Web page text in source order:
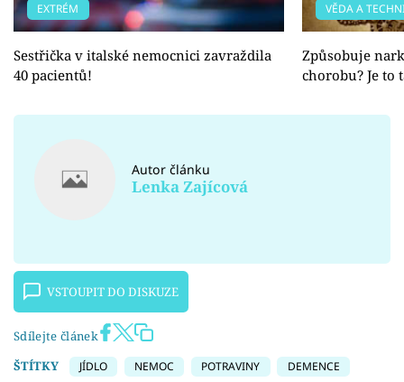
EXTRÉM
Sestřička v italské nemocnici zavraždila
40 pacientů!
VĚDA A
Způsobuje
chorobu? Je to
Autor článku
Lenka Zajícová
VSTOUPIT DO DISKUZE
Sdílejte článek
ŠTÍTKY
JÍDLO NEMOC POTRAVINY
DEMENCE